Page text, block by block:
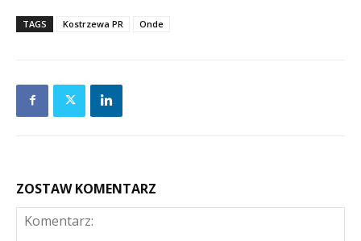
TAGS Kostrzewa PR Onde
ZOSTAW KOMENTARZ